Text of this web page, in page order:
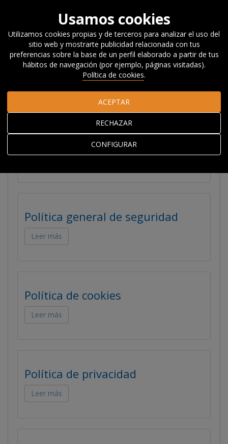
Privacidad
Privacidad
Condiciones de uso de la web
Leer más
Política general de seguridad
Leer más
Política de cookies
Leer más
Política de privacidad
Leer más
Usamos cookies
Utilizamos cookies propias y de terceros para analizar el uso del
sitio web y mostrarte publicidad relacionada con tus
preferencias sobre la base de un perfil elaborado a partir de tus
hábitos de navegación (por ejemplo, páginas visitadas).
Política de cookies.
CONFIGURAR
RECHAZAR
ACEPTAR